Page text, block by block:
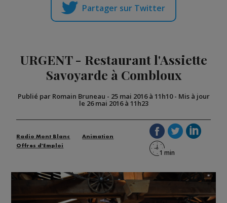
Partager sur Twitter
URGENT - Restaurant l'Assiette
Savoyarde à Combloux
Publié par Romain Bruneau - 25 mai 2016 à 11h10- Mis à jour
le 26 mai 2016 à 11h23
Radio Mont Blanc
Animation
Offres d'Emploi